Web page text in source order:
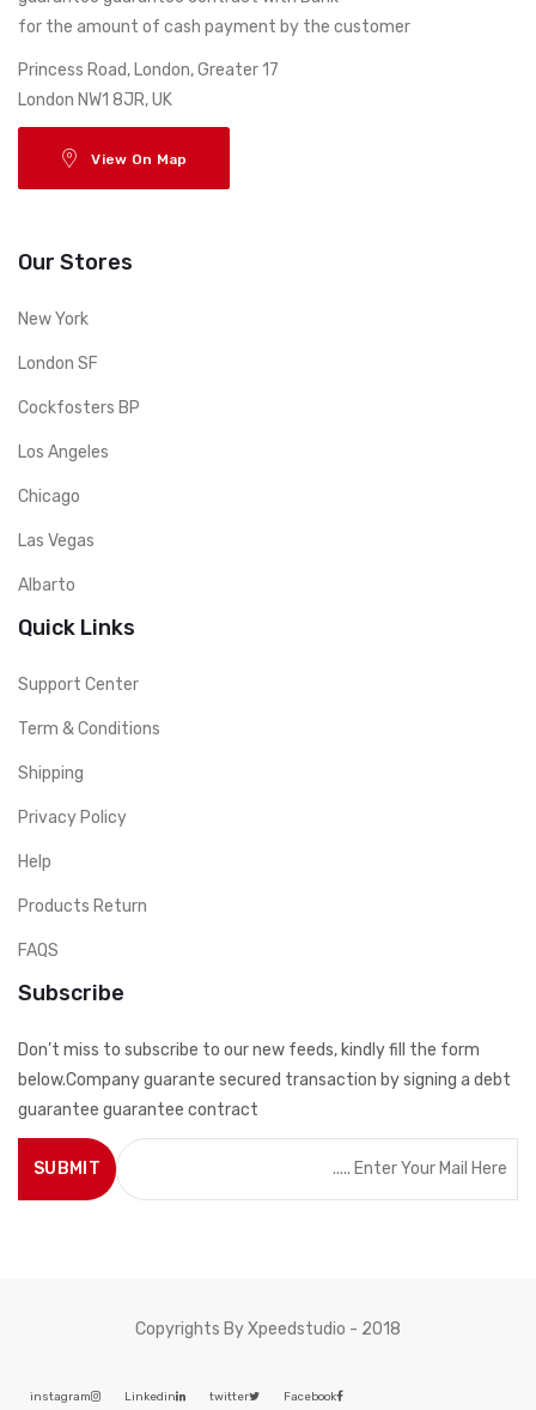
for the amount of cash payment by the customer
17 Princess Road, London, Greater
London NW1 8JR, UK
View On Map
Our Stores
New York
London SF
Cockfosters BP
Los Angeles
Chicago
Las Vegas
Albarto
Quick Links
Support Center
Term & Conditions
Shipping
Privacy Policy
Help
Products Return
FAQS
Subscribe
Don’t miss to subscribe to our new feeds, kindly fill the form
below.Company guarante secured transaction by signing a debt
guarantee guarantee contract
Copyrights By Xpeedstudio - 2018
Facebook
twitter
Linkedin
instagram